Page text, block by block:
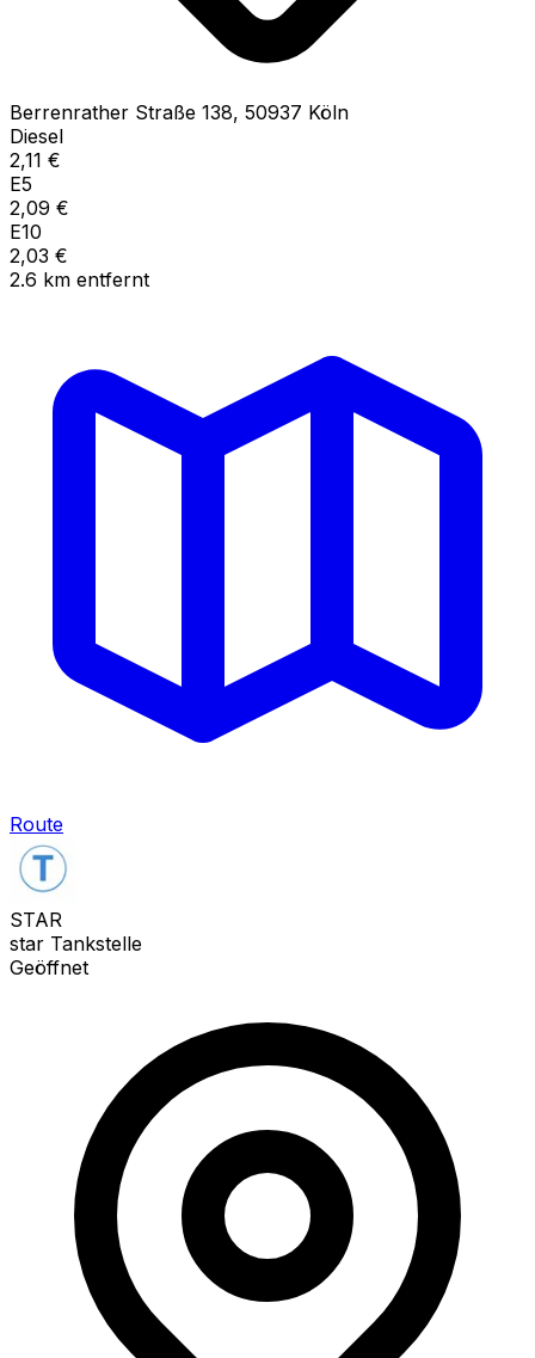
Berrenrather Straße 138, 50937 Köln
Diesel
2,11 €
E5
2,09 €
E10
2,03 €
2.6 km entfernt
Route
STAR
star Tankstelle
Geöffnet